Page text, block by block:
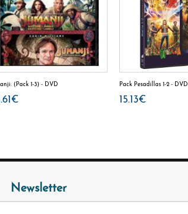
(Pack 1-3) - DVD Pack Pesadillas 1-2 - DVD
15.13€
Newsletter